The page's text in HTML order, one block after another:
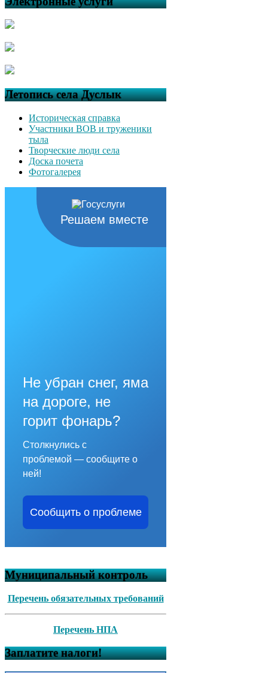
Летопись села Дуслык
Историческая справка
Участники ВОВ и труженики
тыла
Творческие люди села
Доска почета
Фотогалерея
Решаем вместе
Не убран снег, яма
на дороге, не
горит фонарь?
Столкнулись с
проблемой — сообщите о
ней!
Сообщить о проблеме
Муниципальный контроль
Перечень обязательных требований
Перечень НПА
Заплатите налоги!